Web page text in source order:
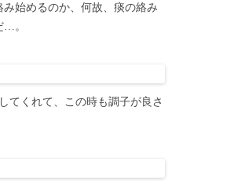
始めるのか、何故、痰の絡み
…。
てくれて、この時も調子が良さ